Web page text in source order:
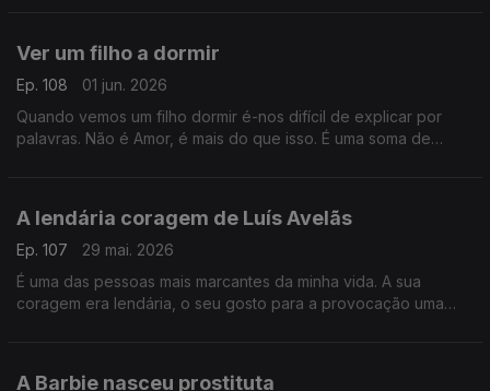
Ver um filho a dormir
Ep. 108
01 jun. 2026
Quando vemos um filho dormir é-nos difícil de explicar por
palavras. Não é Amor, é mais do que isso. É uma soma de
A lendária coragem de Luís Avelãs
Ep. 107
29 mai. 2026
É uma das pessoas mais marcantes da minha vida. A sua
coragem era lendária, o seu gosto para a provocação uma
A Barbie nasceu prostituta